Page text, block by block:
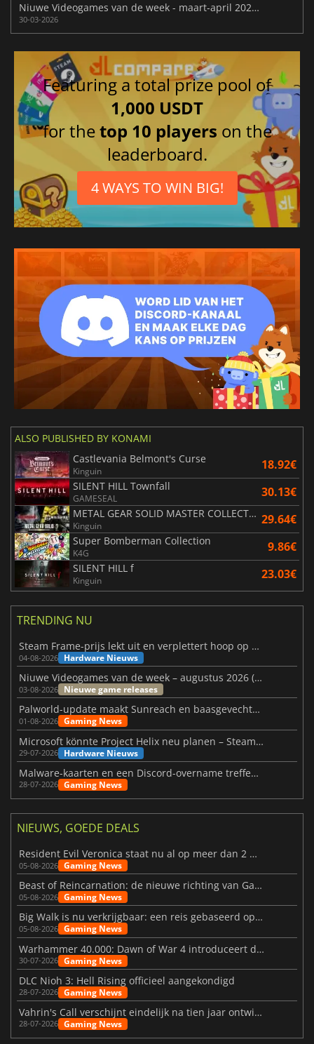
Niuwe Videogames van de week - maart-april 2026 (week 14)
30-03-2026
Featuring a total prize pool of
1,000 USDT
for thetop 10 players on the
leaderboard.
4 WAYS TO WIN BIG!
ALSO PUBLISHED BY KONAMI
Castlevania Belmont's Curse
Kinguin 18.92€
SILENT HILL Townfall
GAMESEAL 30.13€
METAL GEAR SOLID MASTER COLLECTION Vol.2
Kinguin 29.64€
Super Bomberman Collection
K4G 9.86€
SILENT HILL f
Kinguin 23.03€
TRENDING NU
Steam Frame-prijs lekt uit en verplettert hoop op betaalbare VR
04-08-2026 Hardware Nieuws
Niuwe Videogames van de week – augustus 2026 (week 32)
03-08-2026 Nieuwe game releases
Palworld-update maakt Sunreach en baasgevechten stabieler
01-08-2026 Gaming News
Microsoft könnte Project Helix neu planen – Steam-Support wackelt
29-07-2026 Hardware Nieuws
Malware-kaarten en een Discord-overname treffen Meccha Chameleon
28-07-2026 Gaming News
NIEUWS, GOEDE DEALS
Resident Evil Veronica staat nu al op meer dan 2 miljoen verlanglijstjes
05-08-2026 Gaming News
Beast of Reincarnation: de nieuwe richting van Game Freak
05-08-2026 Gaming News
Big Walk is nu verkrijgbaar: een reis gebaseerd op vriendschap
05-08-2026 Gaming News
Warhammer 40.000: Dawn of War 4 introduceert de Necron-factie
30-07-2026 Gaming News
DLC Nioh 3: Hell Rising officieel aangekondigd
28-07-2026 Gaming News
Vahrin's Call verschijnt eindelijk na tien jaar ontwikkeling
28-07-2026 Gaming News